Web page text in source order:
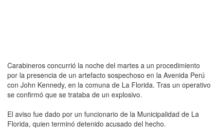
Carabineros concurrió la noche del martes a un procedimiento
por la presencia de un artefacto sospechoso en la Avenida Perú
con John Kennedy, en la comuna de La Florida. Tras un operativo
se confirmó que se trataba de un explosivo.
El aviso fue dado por un funcionario de la Municipalidad de La
Florida, quien terminó detenido acusado del hecho.